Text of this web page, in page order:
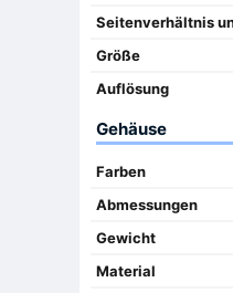
Seitenverhältnis
Größe
Auflösung
Gehäuse
Farben
Abmessungen
Gewicht
Material